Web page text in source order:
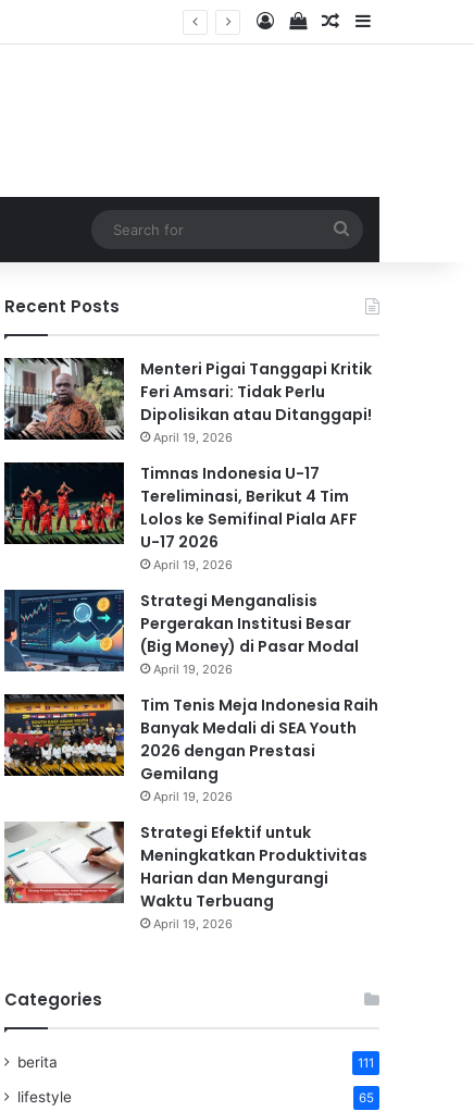
Log InView your
Random Article
Sidebar
for
Recent Posts
Menteri Pigai Tanggapi Kritik
Feri Amsari: Tidak Perlu
Dipolisikan atau Ditanggapi!
April 19, 2026
Timnas Indonesia U-17
Tereliminasi, Berikut 4 Tim
Lolos ke Semifinal Piala AFF
U-17 2026
April 19, 2026
Strategi Menganalisis
Pergerakan Institusi Besar
(Big Money) di Pasar Modal
April 19, 2026
Tim Tenis Meja Indonesia Raih
Banyak Medali di SEA Youth
2026 dengan Prestasi
Gemilang
April 19, 2026
Strategi Efektif untuk
Meningkatkan Produktivitas
Harian dan Mengurangi
Waktu Terbuang
April 19, 2026
Categories
berita 111
lifestyle 65